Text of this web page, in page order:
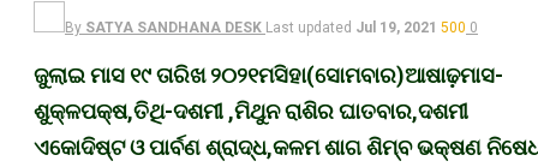
By SATYA SANDHANA DESK Last updated Jul 19, 2021 500 0
ଜୁଲାଇ ମାସ ୧୯ ତାରିଖ ୨୦୨୧ମସିହା(ସୋମବାର)ଆଷାଢ଼ମାସ-
ଶୁକ୍ଳପକ୍ଷ,ତିଥି-ଦଶମୀ ,ମିଥୁନ ରାଶିର ଘାତବାର,ଦଶମୀ
ଏକୋଦିଷ୍ଟ ଓ ପାର୍ବଣ ଶ୍ରାଦ୍ଧ,କଳମ ଶାଗ ଶିମ୍ବ ଭକ୍ଷଣ